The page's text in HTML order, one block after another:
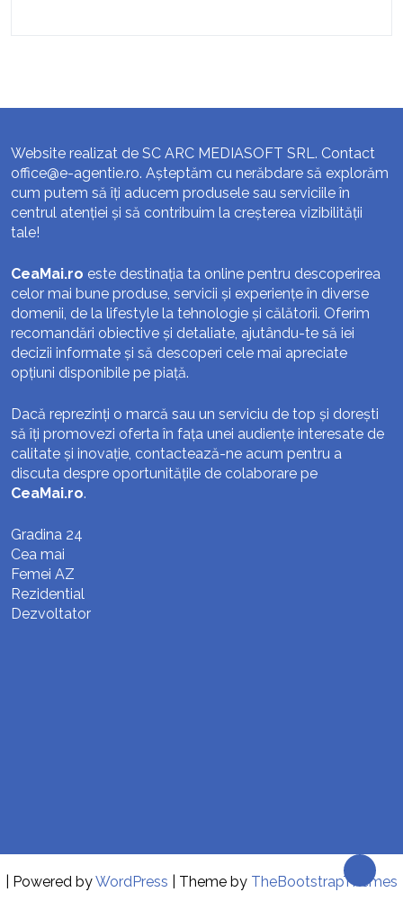
Website realizat de SC ARC MEDIASOFT SRL. Contact
office@e-agentie.ro. Așteptăm cu nerăbdare să explorăm
cum putem să îți aducem produsele sau serviciile în
centrul atenției și să contribuim la creșterea vizibilității
tale!
CeaMai.ro este destinația ta online pentru descoperirea
celor mai bune produse, servicii și experiențe în diverse
domenii, de la lifestyle la tehnologie și călătorii. Oferim
recomandări obiective și detaliate, ajutându-te să iei
decizii informate și să descoperi cele mai apreciate
opțiuni disponibile pe piață.
Dacă reprezinți o marcă sau un serviciu de top și dorești
să îți promovezi oferta în fața unei audiențe interesate de
calitate și inovație, contactează-ne acum pentru a
discuta despre oportunitățile de colaborare pe
CeaMai.ro.
Gradina 24
Cea mai
Femei AZ
Rezidential
Dezvoltator
| Powered byWordPress | Theme by TheBootstrapThemes